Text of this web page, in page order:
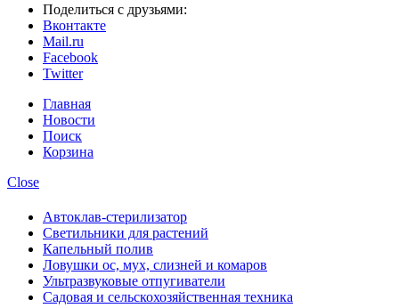
Поделиться с друзьями:
Вконтакте
Mail.ru
Facebook
Twitter
Главная
Новости
Поиск
Корзина
Close
Автоклав-стерилизатор
Светильники для растений
Капельный полив
Ловушки ос, мух, слизней и комаров
Ультразвуковые отпугиватели
Садовая и сельскохозяйственная техника